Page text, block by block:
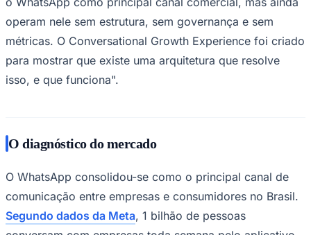
Corinthians
operam nele sem estrutura, sem governança e sem
métricas. O Conversational Growth Experience foi criado
para mostrar que existe uma arquitetura que resolve
isso, e que funciona".
O diagnóstico do mercado
O WhatsApp consolidou-se como o principal canal de
comunicação entre empresas e consumidores no Brasil.
Segundo dados da Meta, 1 bilhão de pessoas